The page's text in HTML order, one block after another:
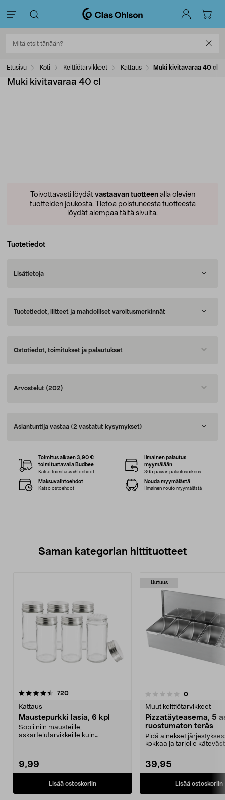
Etusivu Koti Keittiötarvikkeet Kattaus Muki kivitavaraa 40 cl
Muki kivitavaraa 40 cl
Toivottavasti löydät vastaavan tuotteenalla olevien
tuotteiden joukosta. Tietoa poistuneesta tuotteesta
löydät alempaa tältä sivulta.
Tuotetiedot
Lisätietoja
Tuotetiedot, liitteet ja mahdolliset varoitusmerkinnät
Ostotiedot, toimitukset ja palautukset
Arvostelut (202)
Asiantuntija vastaa (2 vastatut kysymykset)
Toimitus alkaen 3,90 €
toimitustavalla Budbee
Katso toimitusvaihtoehdot
Ilmainen palautus
myymälään
365 päivän palautusoikeus
Maksuvaihtoehdot
Katso ostoehdot
Nouda myymälästä
Ilmainen nouto myymälästä
Saman kategorian hittituotteet
720arvostelut
Kattaus
Maustepurkki lasia, 6 kpl
Sopii niin mausteille,
askartelutarvikkeille kuin
9,99
Lisää ostoskoriin
Uutuus
0.0 viidestä
0arvostelut
Muut keittiötarvikkeet
Pizzatäyteasema, 5
ruostumaton teräs
Pidä ainekset
kokkaa ja tarjoile
39,95
Lisää ostoskoriin
4.5 viidestä